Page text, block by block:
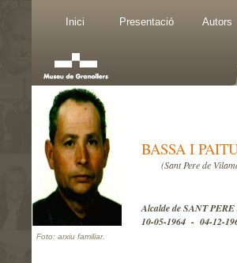
Inici Presentació Autors
BASSA I
(Sant Pere de
Alcalde de SANT
10-05-1964 - 04-12-
Foto: arxiu familiar.